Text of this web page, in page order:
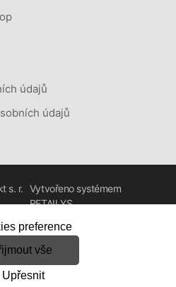
údajů
údajů
s. r. Vytvořeno systémem
RETAILYS.
preference
vše
Upřesnit